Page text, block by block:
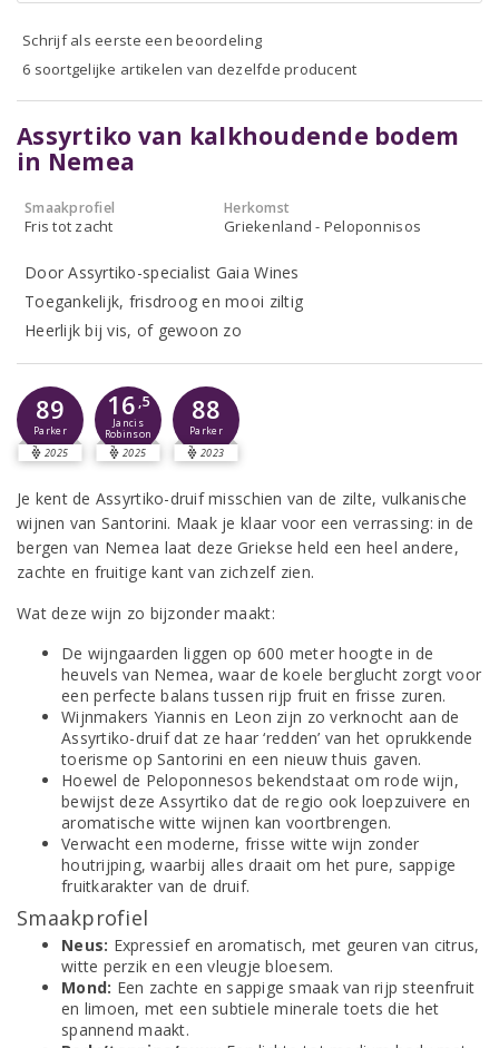
Schrijf als eerste een beoordeling
6 soortgelijke artikelen van dezelfde producent
Assyrtiko van kalkhoudende bodem
in Nemea
Smaakprofiel
Fris tot zacht
Herkomst
Griekenland - Peloponnisos
Door Assyrtiko-specialist Gaia Wines
Toegankelijk, frisdroog en mooi ziltig
Heerlijk bij vis, of gewoon zo
89
Parker
2025
16 ,5
Jancis
Robinson
2025
88
Parker
2023
Je kent de Assyrtiko-druif misschien van de zilte, vulkanische
wijnen van Santorini. Maak je klaar voor een verrassing: in de
bergen van Nemea laat deze Griekse held een heel andere,
zachte en fruitige kant van zichzelf zien.
Wat deze wijn zo bijzonder maakt:
De wijngaarden liggen op 600 meter hoogte in de
heuvels van Nemea, waar de koele berglucht zorgt voor
een perfecte balans tussen rijp fruit en frisse zuren.
Wijnmakers Yiannis en Leon zijn zo verknocht aan de
Assyrtiko-druif dat ze haar ‘redden’ van het oprukkende
toerisme op Santorini en een nieuw thuis gaven.
Hoewel de Peloponnesos bekendstaat om rode wijn,
bewijst deze Assyrtiko dat de regio ook loepzuivere en
aromatische witte wijnen kan voortbrengen.
Verwacht een moderne, frisse witte wijn zonder
houtrijping, waarbij alles draait om het pure, sappige
fruitkarakter van de druif.
Smaakprofiel
Neus: Expressief en aromatisch, met geuren van citrus,
witte perzik en een vleugje bloesem.
Mond: Een zachte en sappige smaak van rijp steenfruit
en limoen, met een subtiele minerale toets die het
spannend maakt.